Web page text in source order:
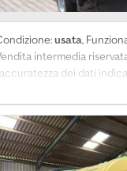
usata,
intermedia
dei dati
difformità rispetto alla
sarà